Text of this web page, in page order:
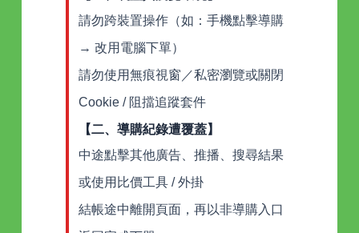
請勿跨裝置操作（如：手機點擊導購
→ 改用電腦下單）
請勿使用無痕視窗／私密瀏覽或關閉
Cookie / 阻擋追蹤套件
【二、導購紀錄遭覆蓋】
中途點擊其他廣告、推播、搜尋結果
或使用比價工具 / 外掛
結帳途中離開頁面，再以非導購入口